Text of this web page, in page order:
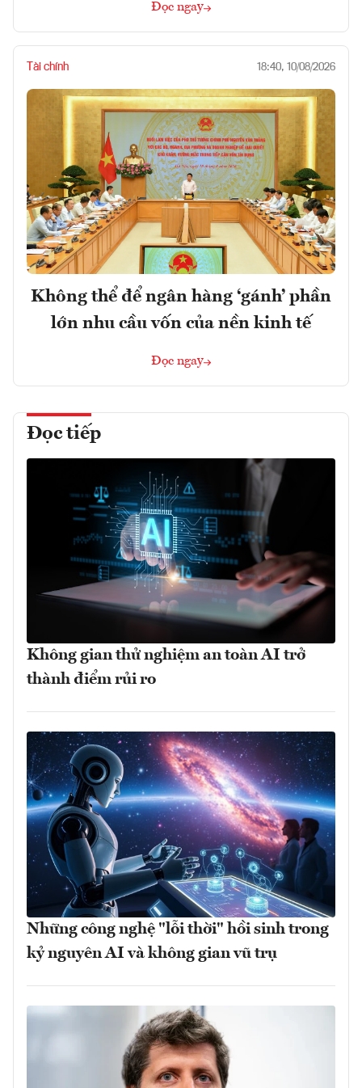
Đọc ngay
Tài chính 18:40, 10/08/2026
Không thể để ngân hàng ‘gánh’ phần
lớn nhu cầu vốn của nền kinh tế
Đọc ngay
Đọc tiếp
Không gian thử nghiệm an toàn AI trở
thành điểm rủi ro
Những công nghệ "lỗi thời" hồi sinh trong
kỷ nguyên AI và không gian vũ trụ